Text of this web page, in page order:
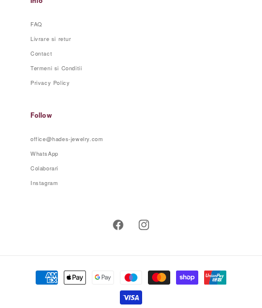
FAQ
Livrare si retur
Contact
Termeni si Conditii
Privacy Policy
Follow
office@hades-jewelry.com
WhatsApp
Colaborari
Instagram
Facebook Instagram
Metode